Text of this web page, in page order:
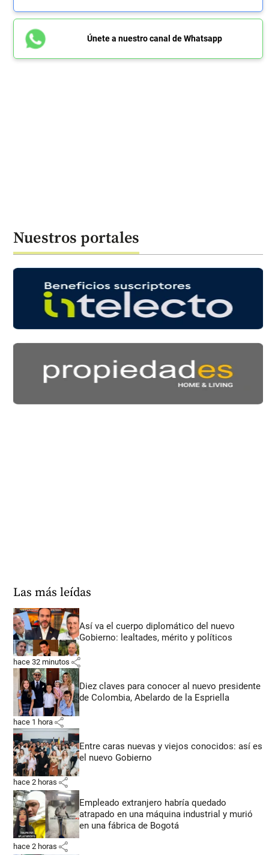
Únete a nuestro canal de Whatsapp
Nuestros portales
Las más leídas
Así va el cuerpo diplomático del nuevo
Gobierno: lealtades, mérito y políticos
hace 32 minutos share
Diez claves para conocer al nuevo presidente
de Colombia, Abelardo de la Espriella
hace 1 hora share
Entre caras nuevas y viejos conocidos: así es
el nuevo Gobierno
hace 2 horas share
Empleado extranjero habría quedado
atrapado en una máquina industrial y murió
en una fábrica de Bogotá
hace 2 horas share